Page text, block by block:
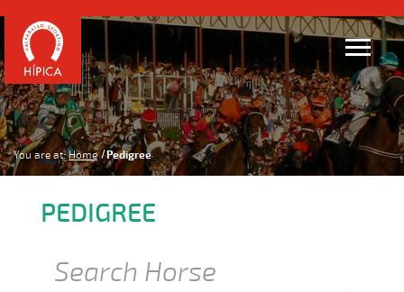
You are at: Home Pedigree
PEDIGREE